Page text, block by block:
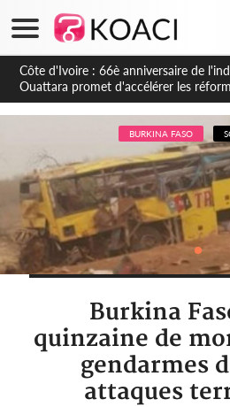
Côte d'Ivoire : À Abidjan, Amadou
ivoirien et veut s'en inspirer pour
de la Guinée
BURKINA FASO
Burkina
quinzaine de
gendarmes
attaques